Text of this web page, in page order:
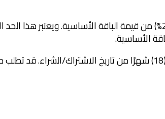
4.9 الحد الائتماني للاشتراك: توافق على أن يتاح لك حد ائتماني بنسبة (20%) من
الأساسية.